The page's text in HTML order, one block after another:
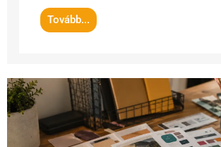
Tovább...